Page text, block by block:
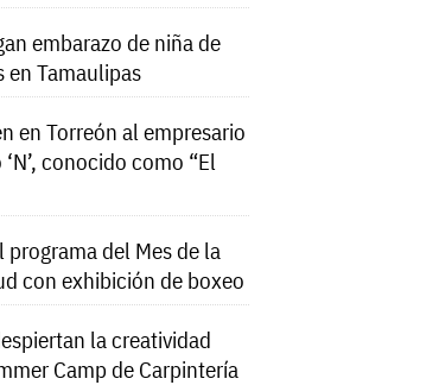
embarazo de niña de
en Tamaulipas
en Torreón al empresario
conocido como “El
programa del Mes de la
con exhibición de boxeo
la creatividad
Camp de Carpintería